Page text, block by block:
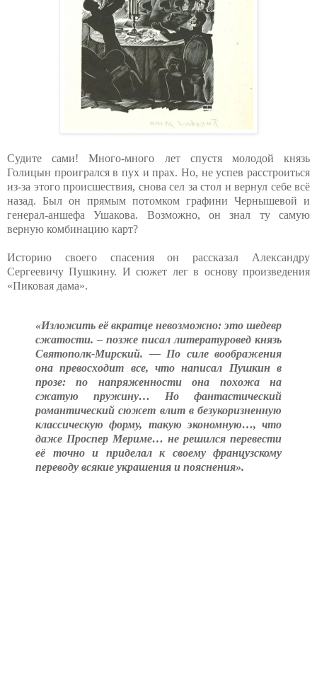
Судите сами! Много-много лет спустя молодой князь
Голицын проигрался в пух и прах. Но, не успев расстроиться
из-за этого происшествия, снова сел за стол и вернул себе всё
назад. Был он прямым потомком графини Чернышевой и
генерал-аншефа Ушакова. Возможно, он знал ту самую
верную комбинацию карт?
Историю своего спасения он рассказал Александру
Сергеевичу Пушкину. И сюжет лег в основу произведения
«Пиковая дама».
«Изложить её вкратце невозможно: это шедевр
сжатости. – позже писал литературовед князь
Святополк-Мирский. — По силе воображения
она превосходит все, что написал Пушкин в
прозе: по напряженности она похожа на
сжатую пружину… Но фантастический
романтический сюжет влит в безукоризненную
классическую форму, такую экономную…, что
даже Проспер Мериме… не решился перевести
её точно и приделал к своему французскому
переводу всякие украшения и пояснения».